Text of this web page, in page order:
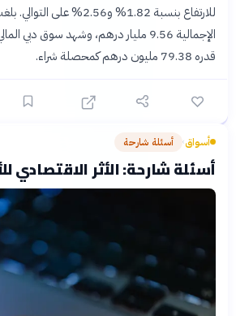
للارتفاع بنسبة 1.82%
الإجمالية 9.56 مليار درهم، وشهد سوق
قدره 79.38 مليون درهم كمحصلة شراء.
أسواق› أسئلة شارحة
أسئلة شارحة: الأثر الاقتصادي